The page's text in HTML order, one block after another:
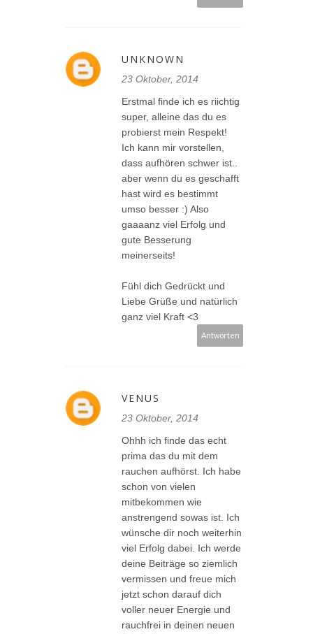
UNKNOWN
23 Oktober, 2014
Erstmal finde ich es riichtig
super, alleine das du es
probierst mein Respekt!
Ich kann mir vorstellen,
dass aufhören schwer ist..
aber wenn du es geschafft
hast wird es bestimmt
umso besser :) Also
gaaaanz viel Erfolg und
gute Besserung
meinerseits!
Fühl dich Gedrückt und
Liebe Grüße und natürlich
ganz viel Kraft <3
Antworten
VENUS
23 Oktober, 2014
Ohhh ich finde das echt
prima das du mit dem
rauchen aufhörst. Ich habe
schon von vielen
mitbekommen wie
anstrengend sowas ist. Ich
wünsche dir noch weiterhin
viel Erfolg dabei. Ich werde
deine Beiträge so ziemlich
vermissen und freue mich
jetzt schon darauf dich
voller neuer Energie und
rauchfrei in deinen neuen